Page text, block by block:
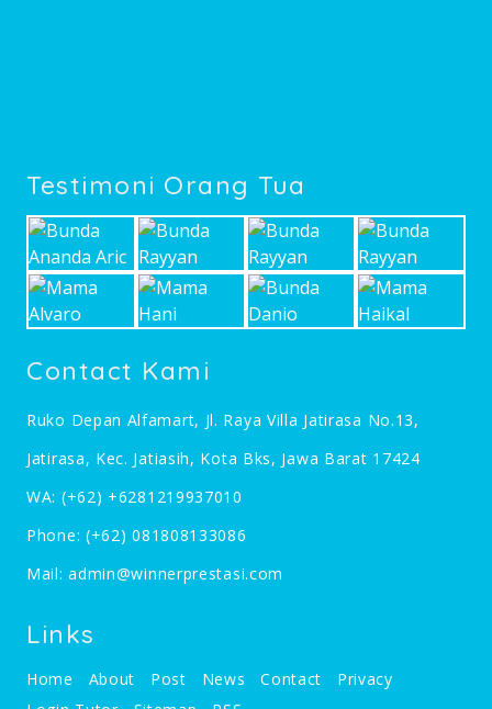
Testimoni Orang Tua
Contact Kami
Ruko Depan Alfamart, Jl. Raya Villa Jatirasa No.13,
Jatirasa, Kec. Jatiasih, Kota Bks, Jawa Barat 17424
WA: (+62) +6281219937010
Phone: (+62) 081808133086
Mail:admin@winnerprestasi.com
Links
Home About Post News Contact
Privacy